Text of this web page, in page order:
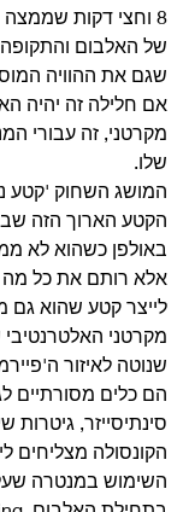
8 וחצי דקות שממצה
של האלבום והתקופה
שגם את ההוויה
אם חלילה זה יהיה
מקרטני, זה עבורי
שלו.
המושג השחוק 'קטע
הקטע הארוך הזה
באולפן כשהוא לא
אלא רותם את כל
לייצר קטע שהוא גם
מקרטני
שנוטה לאיזור
הם כלים מסורתיים
סינתיסייזר,
הקונסולה מצליחים
השימוש במנטרה